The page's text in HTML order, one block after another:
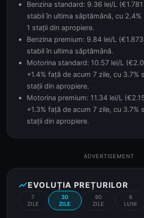
Benzina standard: 9.36 lei/L (€1.781
stabil în ultima săptămână, cu
1 stații din apropiere.
Benzina premium: 9.84 lei/L (€1.873
stabil în ultima săptămână.
Motorina standard: 10.57 lei/L
+1.4% față de acum 7 zile, cu 3.7%
stații din apropiere.
Motorina premium: 11.34 lei/L
+1.3% față de acum 7 zile, cu 3.7%
stații din apropiere.
ADVERTISEMENT
show_chartEVOLUȚIA PREȚURILOR
7
ZILE
30
ZILE
90
ZILE
6
LUNI